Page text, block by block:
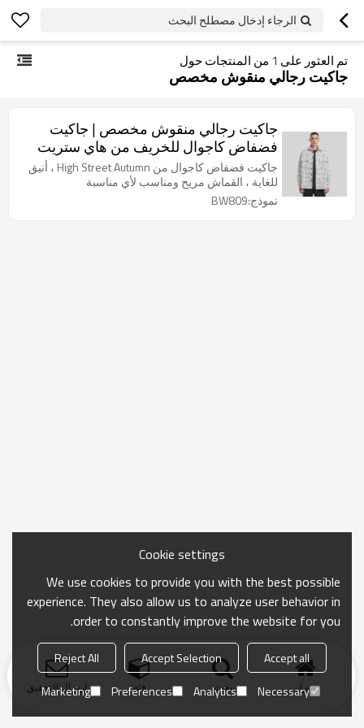
الرجاء إدخال مصطلح البحث
تم العثور على 1 من المنتجات حول
جاكيت رجالي منقوش مخصص
جاكيت رجالي منقوش مخصص | جاكيت
فضفاض كاجوال للخريف من هاي ستريت
مخصص | سترة منسوجة تويد بالجملة جاكيت فضفاض كاجوال من High Street Autumn ، أنيق
للغاية ، القماش مريح ومناسب لأي مناسبة
نموذج:BW809
منزل بحث فئة ارسال التحقيق
Cookie settings
We use cookies to provide you with the best possible
experience. They also allow us to analyze user behavior in
order to constantly improve the website for you.
Accept all
Accept Selection
Reject All
Necessary
Analytics
Preferences
Marketing